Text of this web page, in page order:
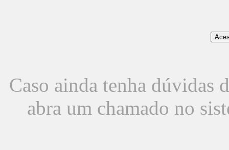
Caso ainda tenha dúvidas
abra um chamado no